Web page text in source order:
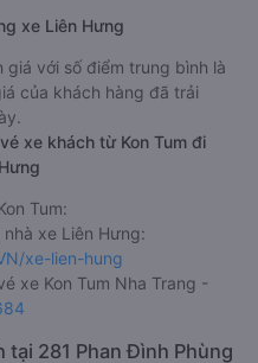
xe Liên Hưng
với số điểm trung bình là
của khách hàng đã trải
xe khách từ Kon Tum đi
Tum:
xe Liên Hưng:
xe-lien-hung
xe Kon Tum Nha Trang -
tại 281 Phan Đình Phùng